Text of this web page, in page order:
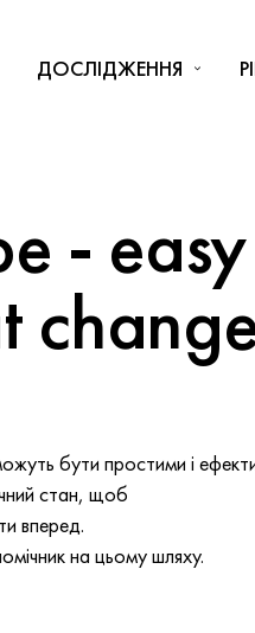
ДОСЛІДЖЕННЯ
-
бути простими і
стан, щоб
вперед.
на цьому шляху.